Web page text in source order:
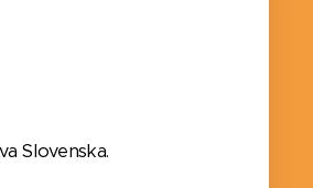
Slovenska.